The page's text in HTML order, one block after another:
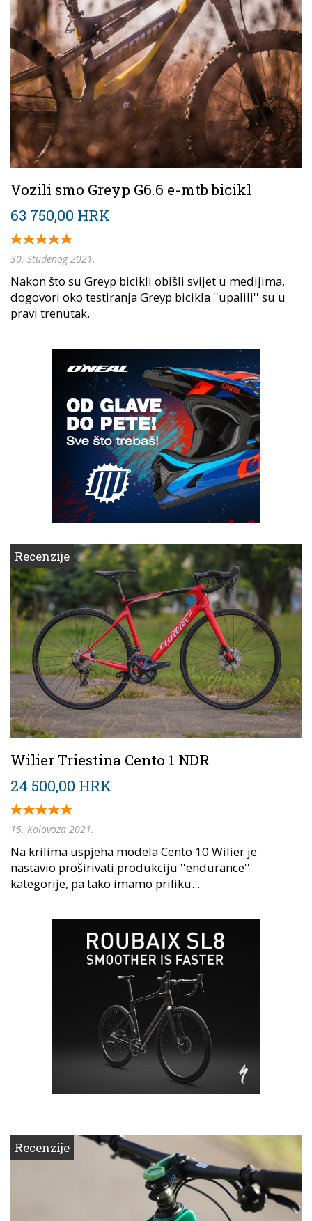
Vozili smo Greyp G6.6 e-mtb bicikl
63 750,00 HRK
30. Studenog 2021.
Nakon što su Greyp bicikli obišli svijet u medijima,
dogovori oko testiranja Greyp bicikla ''upalili'' su u
pravi trenutak.
Recenzije
Wilier Triestina Cento 1 NDR
24 500,00 HRK
15. Kolovoza 2021.
Na krilima uspjeha modela Cento 10 Wilier je
nastavio proširivati produkciju ''endurance''
kategorije, pa tako imamo priliku...
Recenzije